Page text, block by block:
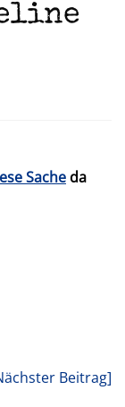
Sache da
Beitrag]